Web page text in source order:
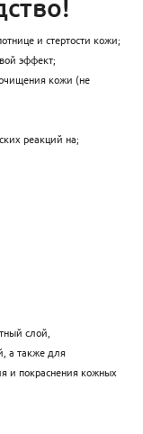
и стертости кожи;
эффект;
кожи (не
реакций на;
слой,
а также для
и покраснения кожных